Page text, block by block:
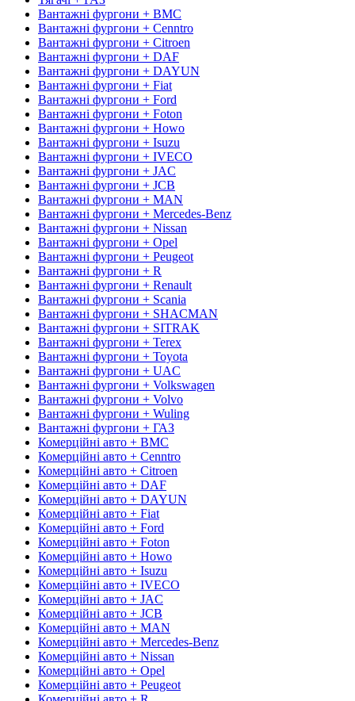
Вантажні фургони + BMC
Вантажні фургони + Cenntro
Вантажні фургони + Citroen
Вантажні фургони + DAF
Вантажні фургони + DAYUN
Вантажні фургони + Fiat
Вантажні фургони + Ford
Вантажні фургони + Foton
Вантажні фургони + Howo
Вантажні фургони + Isuzu
Вантажні фургони + IVECO
Вантажні фургони + JAC
Вантажні фургони + JCB
Вантажні фургони + MAN
Вантажні фургони + Mercedes-Benz
Вантажні фургони + Nissan
Вантажні фургони + Opel
Вантажні фургони + Peugeot
Вантажні фургони + R
Вантажні фургони + Renault
Вантажні фургони + Scania
Вантажні фургони + SHACMAN
Вантажні фургони + SITRAK
Вантажні фургони + Terex
Вантажні фургони + Toyota
Вантажні фургони + UAC
Вантажні фургони + Volkswagen
Вантажні фургони + Volvo
Вантажні фургони + Wuling
Вантажні фургони + ГАЗ
Комерційні авто + BMC
Комерційні авто + Cenntro
Комерційні авто + Citroen
Комерційні авто + DAF
Комерційні авто + DAYUN
Комерційні авто + Fiat
Комерційні авто + Ford
Комерційні авто + Foton
Комерційні авто + Howo
Комерційні авто + Isuzu
Комерційні авто + IVECO
Комерційні авто + JAC
Комерційні авто + JCB
Комерційні авто + MAN
Комерційні авто + Mercedes-Benz
Комерційні авто + Nissan
Комерційні авто + Opel
Комерційні авто + Peugeot